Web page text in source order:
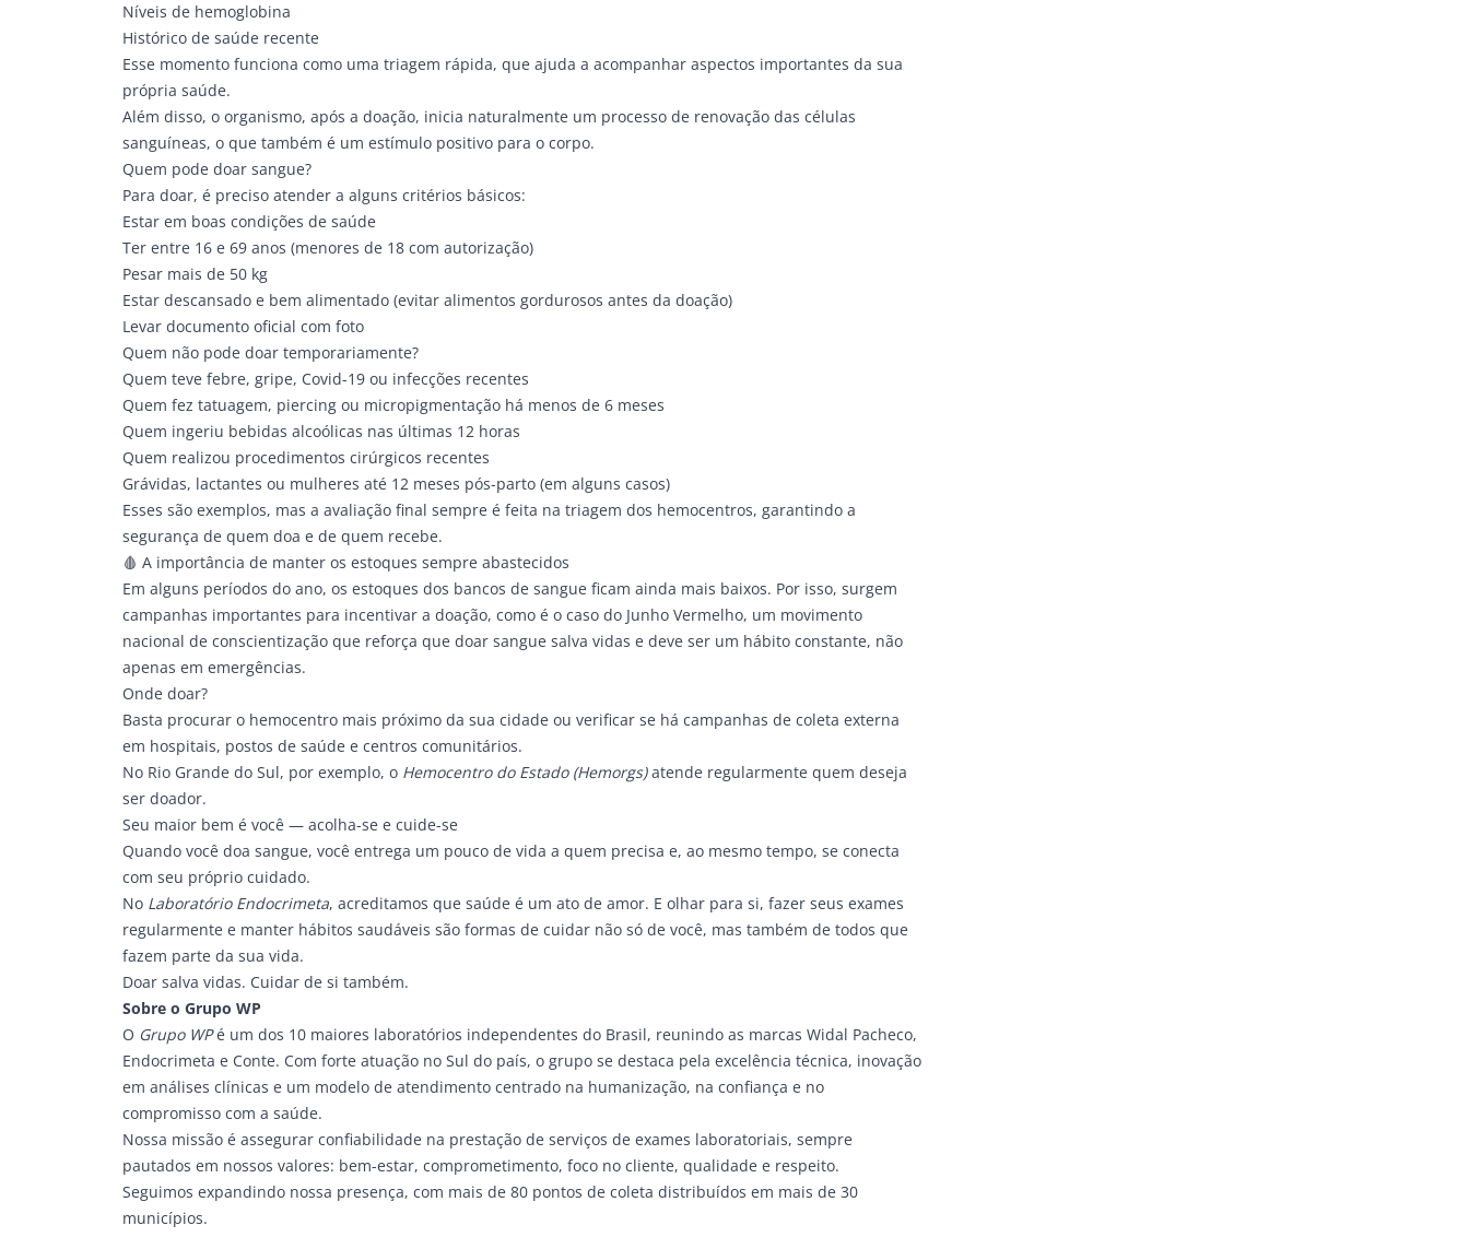
Níveis de hemoglobina
Histórico de saúde recente
Esse momento funciona como uma triagem rápida, que ajuda a acompanhar aspectos importantes da sua
própria saúde.
Além disso, o organismo, após a doação, inicia naturalmente um processo de renovação das células
sanguíneas, o que também é um estímulo positivo para o corpo.
Quem pode doar sangue?
Para doar, é preciso atender a alguns critérios básicos:
Estar em boas condições de saúde
Ter entre 16 e 69 anos (menores de 18 com autorização)
Pesar mais de 50 kg
Estar descansado e bem alimentado (evitar alimentos gordurosos antes da doação)
Levar documento oficial com foto
Quem não pode doar temporariamente?
Quem teve febre, gripe, Covid-19 ou infecções recentes
Quem fez tatuagem, piercing ou micropigmentação há menos de 6 meses
Quem ingeriu bebidas alcoólicas nas últimas 12 horas
Quem realizou procedimentos cirúrgicos recentes
Grávidas, lactantes ou mulheres até 12 meses pós-parto (em alguns casos)
Esses são exemplos, mas a avaliação final sempre é feita na triagem dos hemocentros, garantindo a
segurança de quem doa e de quem recebe.
🩸 A importância de manter os estoques sempre abastecidos
Em alguns períodos do ano, os estoques dos bancos de sangue ficam ainda mais baixos. Por isso, surgem
campanhas importantes para incentivar a doação, como é o caso do Junho Vermelho, um movimento
nacional de conscientização que reforça que doar sangue salva vidas e deve ser um hábito constante, não
apenas em emergências.
Onde doar?
Basta procurar o hemocentro mais próximo da sua cidade ou verificar se há campanhas de coleta externa
em hospitais, postos de saúde e centros comunitários.
No Rio Grande do Sul, por exemplo, o Hemocentro do Estado (Hemorgs)atende regularmente quem deseja
ser doador.
Seu maior bem é você — acolha-se e cuide-se
Quando você doa sangue, você entrega um pouco de vida a quem precisa e, ao mesmo tempo, se conecta
com seu próprio cuidado.
No Laboratório Endocrimeta, acreditamos que saúde é um ato de amor. E olhar para si, fazer seus exames
regularmente e manter hábitos saudáveis são formas de cuidar não só de você, mas também de todos que
fazem parte da sua vida.
Doar salva vidas. Cuidar de si também.
Sobre o Grupo WP
O Grupo WPé um dos 10 maiores laboratórios independentes do Brasil, reunindo as marcas Widal Pacheco,
Endocrimeta e Conte. Com forte atuação no Sul do país, o grupo se destaca pela excelência técnica, inovação
em análises clínicas e um modelo de atendimento centrado na humanização, na confiança e no
compromisso com a saúde.
Nossa missão é assegurar confiabilidade na prestação de serviços de exames laboratoriais, sempre
pautados em nossos valores: bem-estar, comprometimento, foco no cliente, qualidade e respeito.
Seguimos expandindo nossa presença, com mais de 80 pontos de coleta distribuídos em mais de 30
municípios.